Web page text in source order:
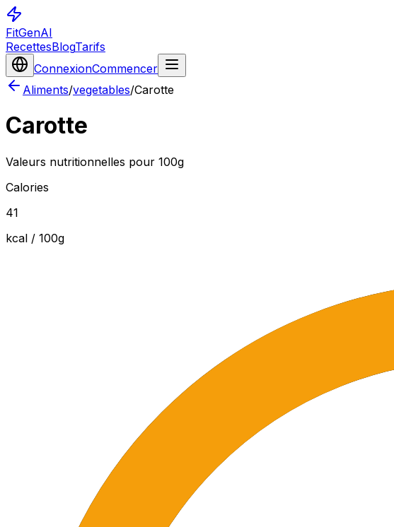
FitGenAI
RecettesBlogTarifs
ConnexionCommencer
Aliments/vegetables/Carotte
Carotte
Valeurs nutritionnelles pour 100g
Calories
41
kcal / 100g